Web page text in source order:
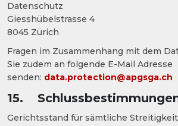
Datenschutz
Giesshübelstrasse 4
8045 Zürich
Fragen im Zusammenhang mit dem
Sie zudem an folgende E-Mail Adresse
senden: data.protection@apgsga.ch
15.
Gerichtsstand für sämtliche